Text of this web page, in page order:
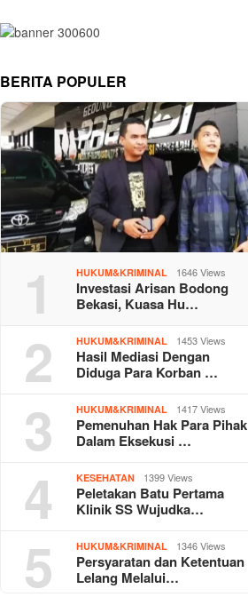
BERITA POPULER
1 HUKUM&KRIMINAL 1646 Views
Investasi Arisan Bodong
Bekasi, Kuasa Hu…
2 HUKUM&KRIMINAL 1453 Views
Hasil Mediasi Dengan
Diduga Para Korban …
3 HUKUM&KRIMINAL 1417 Views
Pemenuhan Hak Para Pihak
Dalam Eksekusi …
4 KESEHATAN 1399 Views
Peletakan Batu Pertama
Klinik SS Wujudka…
5 HUKUM&KRIMINAL 1346 Views
Persyaratan dan Ketentuan
Lelang Melalui…